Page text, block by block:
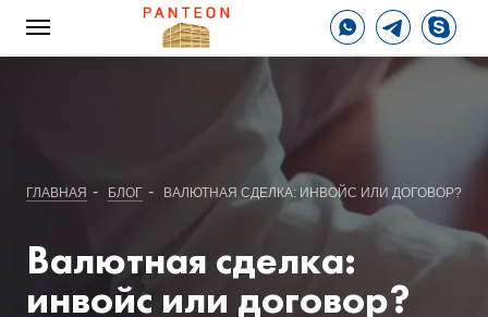
ГЛАВНАЯ - БЛОГ - ВАЛЮТНАЯ СДЕЛКА: ИНВОЙС ИЛИ ДОГОВОР?
Валютная сделка:
инвойс или договор?